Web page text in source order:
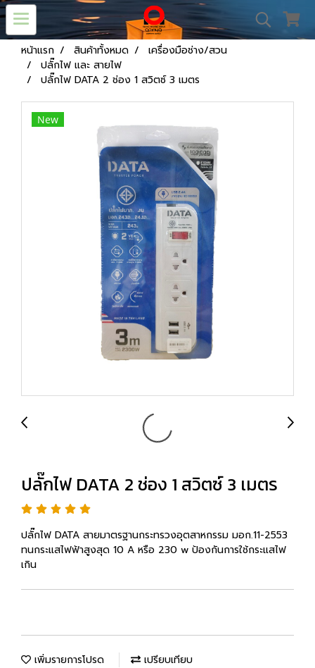
หน้าแรก สินค้าทั้งหมด
เครื่องมือช่าง/สวน
ปลั๊กไฟ และ สายไฟ
ปลั๊กไฟ DATA 2 ช่อง 1 สวิตซ์ 3 เมตร
New
ปลั๊กไฟ DATA 2 ช่อง 1 สวิตซ์ 3 เมตร
ปลั๊กไฟ DATA สายมาตรฐานกระทรวงอุตสาหกรรม มอก.11-2553
ทนกระแสไฟฟ้าสูงสุด 10 A หรือ 230 w ป้องกันการใช้กระแสไฟ
เกิน
เพิ่มรายการโปรด เปรียบเทียบ